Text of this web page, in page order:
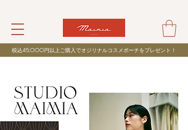
税込45,000円以上ご購入でオジリナルコスメポーチをプレゼント！